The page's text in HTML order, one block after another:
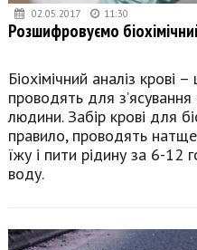
02.05.2017 11:30
Розшифровуємо
Біохімічний аналіз крові
проводять для з’ясування
людини. Забір крові для
правило, проводять
їжу і пити рідину за 6-12
воду.